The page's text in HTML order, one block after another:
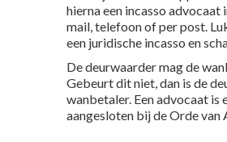
hierna een incasso
mail, telefoon of per post.
een juridische incasso en
De deurwaarder mag de
Gebeurt dit niet, dan is de
wanbetaler. Een advocaat is
aangesloten bij de Orde van